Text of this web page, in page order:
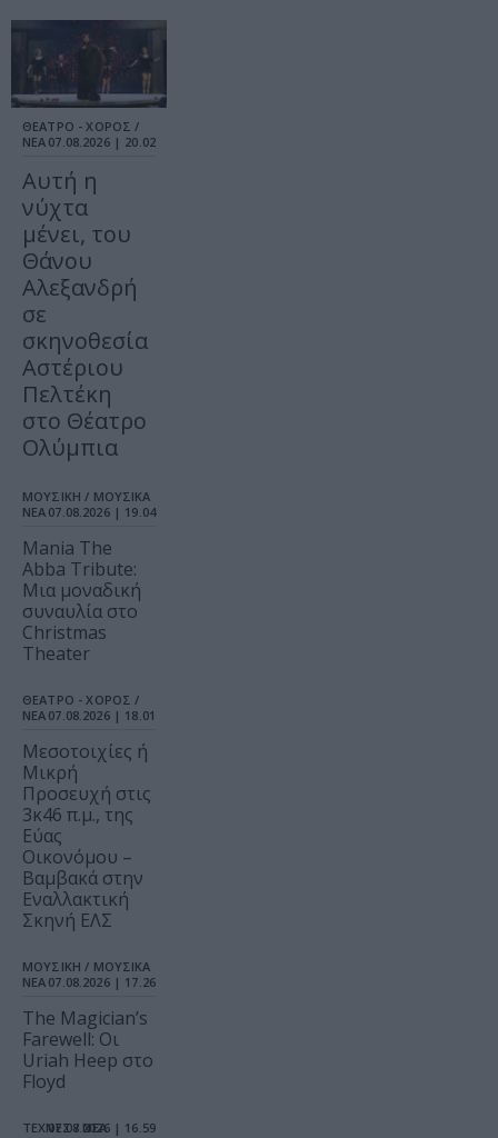
ΘΕΑΤΡΟ - ΧΟΡΟΣ /
ΝΕΑ 07.08.2026 | 20.02
Αυτή η
νύχτα
μένει, του
Θάνου
Αλεξανδρή
σε
σκηνοθεσία
Αστέριου
Πελτέκη
στο Θέατρο
Ολύμπια
ΜΟΥΣΙΚΗ / ΜΟΥΣΙΚΑ
ΝΕΑ 07.08.2026 | 19.04
Mania The
Abba Tribute:
Μια μοναδική
συναυλία στο
Christmas
Theater
ΘΕΑΤΡΟ - ΧΟΡΟΣ /
ΝΕΑ 07.08.2026 | 18.01
Μεσοτοιχίες ή
Μικρή
Προσευχή στις
3κ46 π.μ., της
Εύας
Οικονόμου –
Βαμβακά στην
Εναλλακτική
Σκηνή ΕΛΣ
ΜΟΥΣΙΚΗ / ΜΟΥΣΙΚΑ
ΝΕΑ 07.08.2026 | 17.26
The Magician’s
Farewell: Οι
Uriah Heep στο
Floyd
ΤΕΧΝΕΣ / ΝΕΑ
07.08.2026 | 16.59